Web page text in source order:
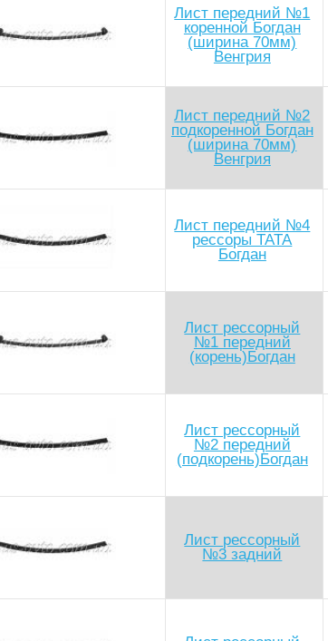
Лист передний №1
коренной Богдан
(ширина 70мм)
Венгрия
Лист передний №2
подкоренной Богдан
(ширина 70мм)
Венгрия
Лист передний №4
рессоры TATA
Богдан
Лист рессорный
№1 передний
(корень)Богдан
Лист рессорный
№2 передний
(подкорень)Богдан
Лист рессорный
№3 задний